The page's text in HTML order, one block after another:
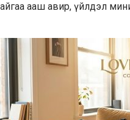
ааш авир, үйлдэл